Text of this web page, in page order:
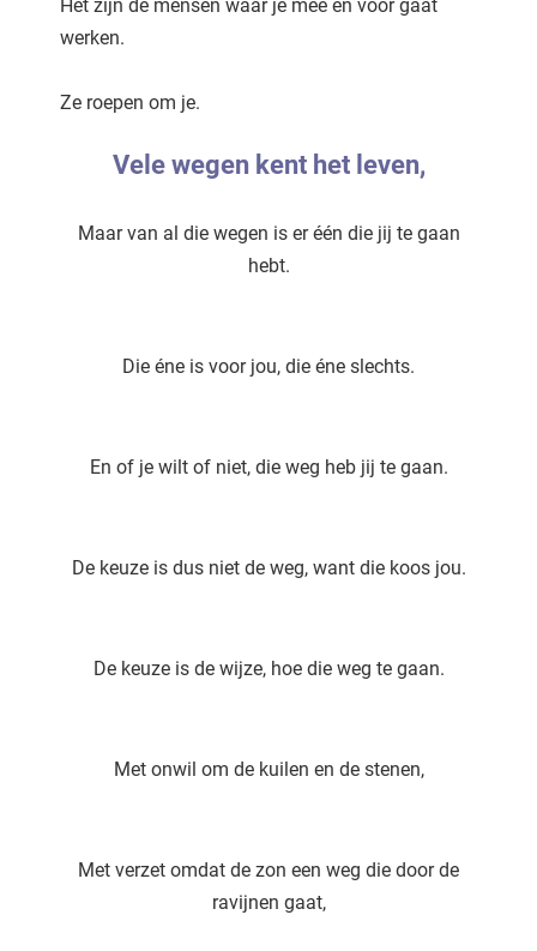
Het zijn de mensen waar je mee en voor gaat
werken.
Ze roepen om je.
Vele wegen kent het leven,
Maar van al die wegen is er één die jij te gaan
hebt.
Die éne is voor jou, die éne slechts.
En of je wilt of niet, die weg heb jij te gaan.
De keuze is dus niet de weg, want die koos jou.
De keuze is de wijze, hoe die weg te gaan.
Met onwil om de kuilen en de stenen,
Met verzet omdat de zon een weg die door de
ravijnen gaat,